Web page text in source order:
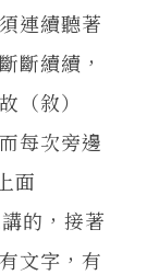
連續聽著
斷續續，
（敘）
每次旁邊
面
的，接著
文字，有